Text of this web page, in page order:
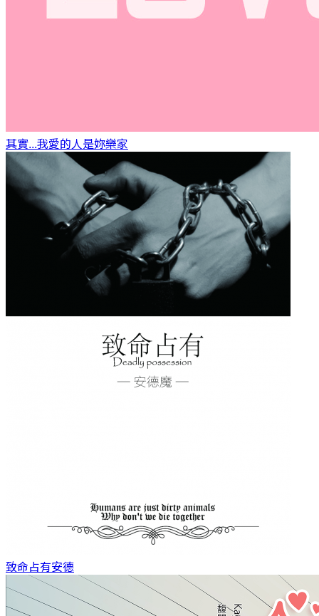
其實...我愛的人是妳樂家
致命占有安德